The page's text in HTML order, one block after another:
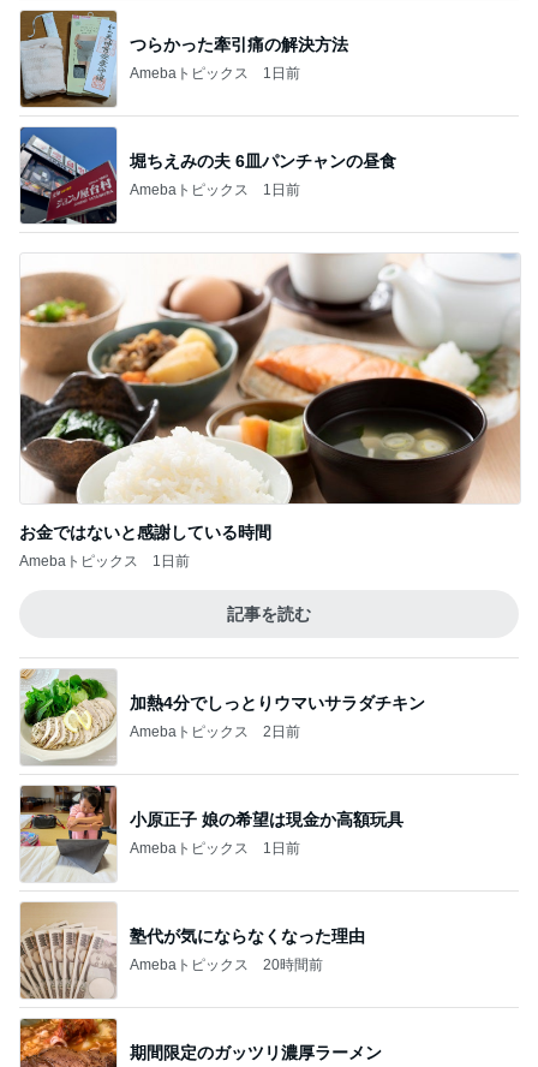
つらかった牽引痛の解決方法
Amebaトピックス 1日前
堀ちえみの夫 6皿パンチャンの昼食
Amebaトピックス 1日前
お金ではないと感謝している時間
Amebaトピックス 1日前
記事を読む
加熱4分でしっとりウマいサラダチキン
Amebaトピックス 2日前
小原正子 娘の希望は現金か高額玩具
Amebaトピックス 1日前
塾代が気にならなくなった理由
Amebaトピックス 20時間前
期間限定のガッツリ濃厚ラーメン